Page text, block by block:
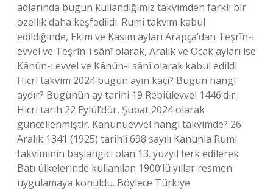
adlarında bugün kullandığımız takvimden farklı bir
özellik daha keşfedildi. Rumi takvim kabul
edildiğinde, Ekim ve Kasım ayları Arapça’dan Teşrîn-i
evvel ve Teşrîn-i sânî olarak, Aralık ve Ocak ayları ise
Kânûn-i evvel ve Kânûn-i sânî olarak kabul edildi.
Hicri takvim 2024 bugün ayın kaçı? Bugün hangi
aydır? Bugünün ay tarihi 19 Rebiülevvel 1446’dır.
Hicri tarih 22 Eylül’dür, Şubat 2024 olarak
güncellenmiştir. Kanunuevvel hangi takvimde? 26
Aralık 1341 (1925) tarihli 698 sayılı Kanunla Rumi
takviminin başlangıcı olan 13. yüzyıl terk edilerek
Batı ülkelerinde kullanılan 1900’lü yıllar resmen
uygulamaya konuldu. Böylece Türkiye